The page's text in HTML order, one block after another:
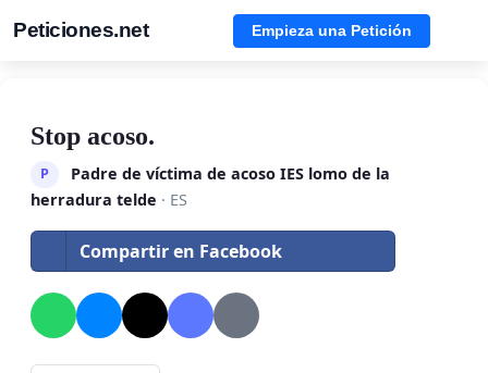
Peticiones.net Empieza una Petición
Stop acoso.
P
Padre de víctima de acoso IES lomo de la
herradura telde · ES
Compartir en Facebook